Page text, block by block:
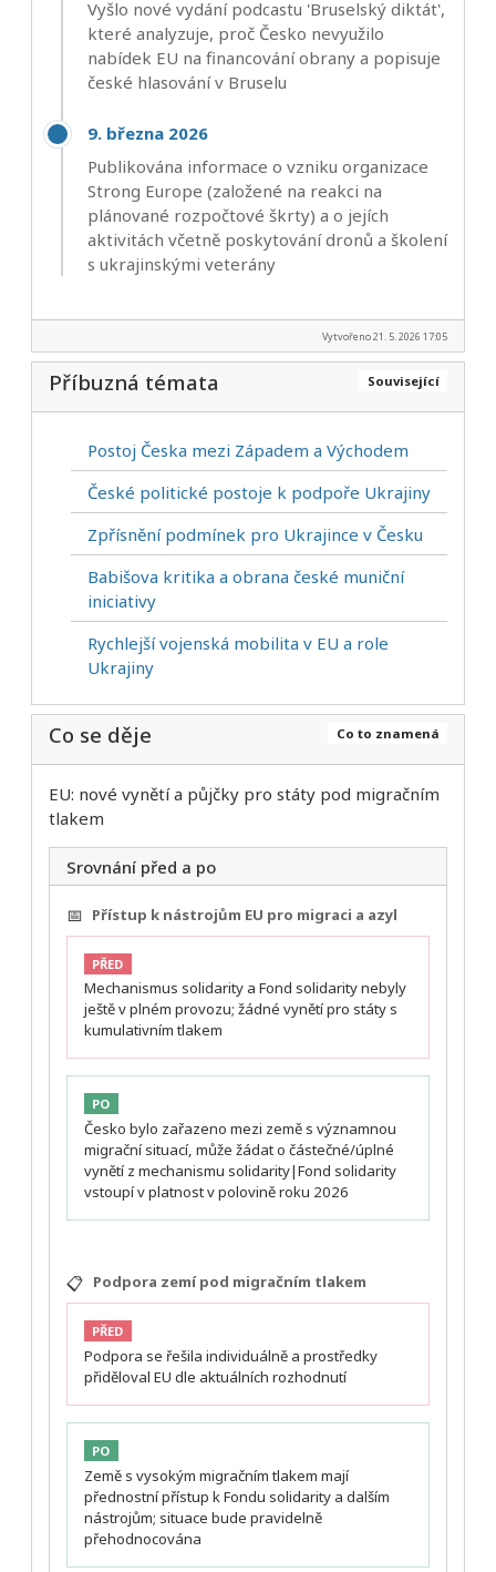
Vyšlo nové vydání podcastu 'Bruselský diktát',
které analyzuje, proč Česko nevyužilo
nabídek EU na financování obrany a popisuje
české hlasování v Bruselu
9. března 2026
Publikována informace o vzniku organizace
Strong Europe (založené na reakci na
plánované rozpočtové škrty) a o jejích
aktivitách včetně poskytování dronů a školení
s ukrajinskými veterány
Vytvořeno 21. 5. 2026 17:05
Související
Příbuzná témata
Postoj Česka mezi Západem a Východem
České politické postoje k podpoře Ukrajiny
Zpřísnění podmínek pro Ukrajince v Česku
Babišova kritika a obrana české muniční
iniciativy
Rychlejší vojenská mobilita v EU a role
Ukrajiny
Co to znamená
Co se děje
EU: nové vynětí a půjčky pro státy pod migračním
tlakem
Srovnání před a po
📅 Přístup k nástrojům EU pro migraci a azyl
PŘED
Mechanismus solidarity a Fond solidarity nebyly
ještě v plném provozu; žádné vynětí pro státy s
kumulativním tlakem
PO
Česko bylo zařazeno mezi země s významnou
migrační situací, může žádat o částečné/úplné
vynětí z mechanismu solidarity|Fond solidarity
vstoupí v platnost v polovině roku 2026
📋 Podpora zemí pod migračním tlakem
PŘED
Podpora se řešila individuálně a prostředky
přiděloval EU dle aktuálních rozhodnutí
PO
Země s vysokým migračním tlakem mají
přednostní přístup k Fondu solidarity a dalším
nástrojům; situace bude pravidelně
přehodnocována